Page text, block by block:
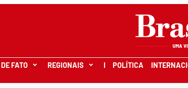
FATO REGIONAIS I POLÍTICA